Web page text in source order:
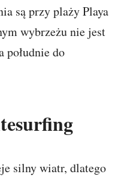
są przy plaży Playa
wybrzeżu nie jest
południe do
silny wiatr, dlatego